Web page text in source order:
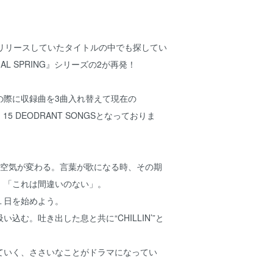
リースしていたタイトルの中でも探してい
SPRING』シリーズの2が再発！
に収録曲を3曲入れ替えて現在の
DEODRANT SONGSとなっておりま
気が変わる。言葉が歌になる時、その期
これは間違いのない」。
を始めよう。
込む。吐き出した息と共に“CHILLIN’”と
く、ささいなことがドラマになってい